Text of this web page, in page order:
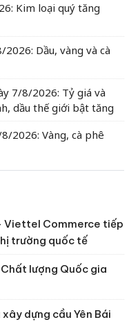
Kim loại quý tăng
Dầu, vàng và cà
7/8/2026: Tỷ giá và
dầu thế giới bật tăng
2026: Vàng, cà phê
Viettel Commerce tiếp
trường quốc tế
lượng Quốc gia
dựng cầu Yên Bái